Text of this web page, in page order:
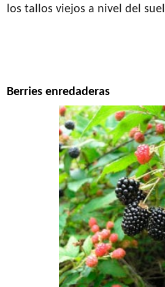
los tallos viejos a nivel del
Berries enredaderas